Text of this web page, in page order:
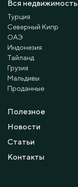
Вся недвижимость
Турция
Северный Кипр
ОАЭ
Индонезия
Тайланд
Грузия
Мальдивы
Проданные
Полезное
Новости
Статьи
Контакты